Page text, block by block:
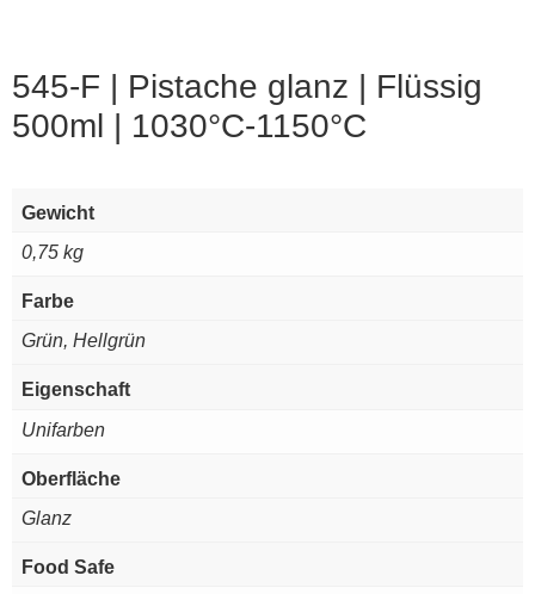
545-F | Pistache glanz | Flüssig
500ml | 1030°C-1150°C
Gewicht
0,75 kg
Farbe
Grün, Hellgrün
Eigenschaft
Unifarben
Oberfläche
Glanz
Food Safe